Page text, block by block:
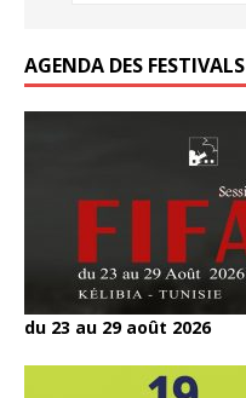
AGENDA DES FESTIVALS
du 23 au 29 août 2026